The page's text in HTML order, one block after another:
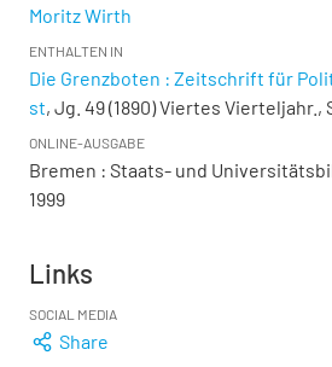
Moritz Wirth
ENTHALTEN IN
Die Grenzboten : Zeitschrift für
st, Jg. 49 (1890) Viertes Vierteljahr.,
ONLINE-AUSGABE
Bremen : Staats- und
1999
Links
SOCIAL MEDIA
Share